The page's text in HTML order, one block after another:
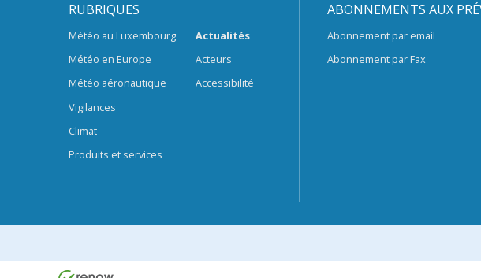
RUBRIQUES
Météo au Luxembourg
Météo en Europe
Météo aéronautique
Vigilances
Climat
Produits et services
Actualités
Acteurs
Accessibilité
ABONNEMENTS AUX
Abonnement par email
Abonnement par Fax